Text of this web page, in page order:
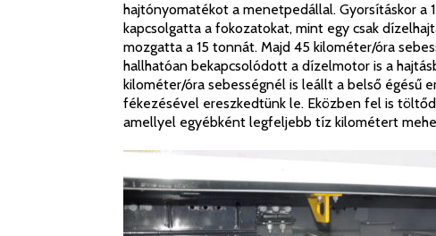
hajtónyomatékot a menetpedállal. Gyorsításkor a
kapcsolgatta a fokozatokat, mint egy csak
mozgatta a 15 tonnát. Majd 45 kilométer/óra
hallhatóan bekapcsolódott a dízelmotor is a
kilométer/óra sebességnél is leállt a belső égésű
fékezésével ereszkedtünk le. Eközben fel is
amellyel egyébként legfeljebb tíz kilométert